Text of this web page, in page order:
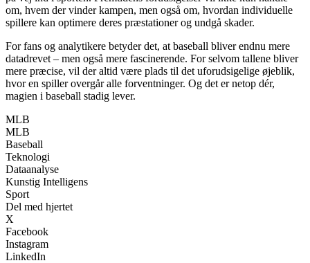
om, hvem der vinder kampen, men også om, hvordan individuelle
spillere kan optimere deres præstationer og undgå skader.
For fans og analytikere betyder det, at baseball bliver endnu mere
datadrevet – men også mere fascinerende. For selvom tallene bliver
mere præcise, vil der altid være plads til det uforudsigelige øjeblik,
hvor en spiller overgår alle forventninger. Og det er netop dér,
magien i baseball stadig lever.
MLB
MLB
Baseball
Teknologi
Dataanalyse
Kunstig Intelligens
Sport
Del med hjertet
X
Facebook
Instagram
LinkedIn